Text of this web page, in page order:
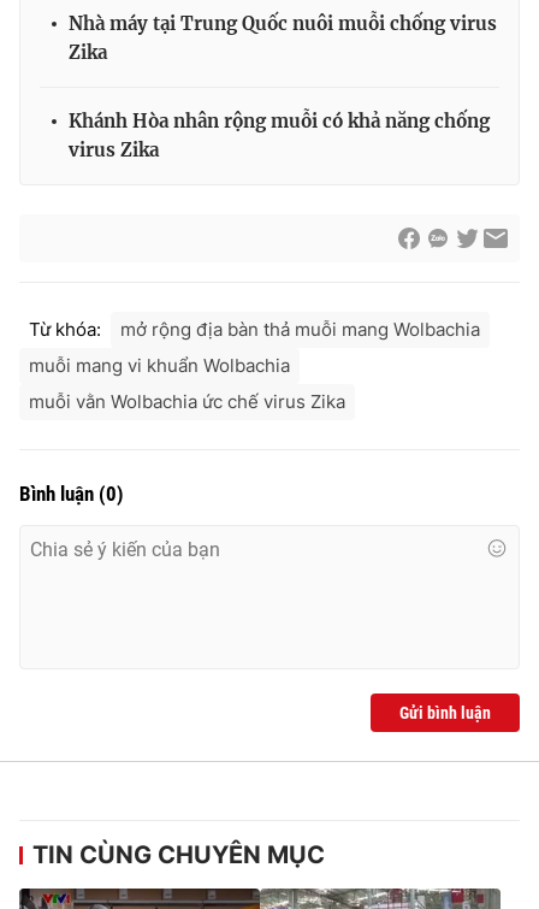
THỜI BÁO VTV
Cơ quan báo chí:Thời báo VTV
Giấy phép hoạt động báo in và báo điện tử số 483/GP-BTTTT
cấp ngày 29/12/2023
Nguyễn Trọng Ninh
Ðiện thoại Thời báo VTV:024.66 897 897
Nhà máy tại Trung Quốc nuôi muỗi chống virus
Zika
Khánh Hòa nhân rộng muỗi có khả năng chống
virus Zika
Từ khóa:
mở rộng địa bàn thả muỗi mang Wolbachia
muỗi mang vi khuẩn Wolbachia
muỗi vằn Wolbachia ức chế virus Zika
Bình luận (0)
Gửi bình luận
TIN CÙNG CHUYÊN MỤC